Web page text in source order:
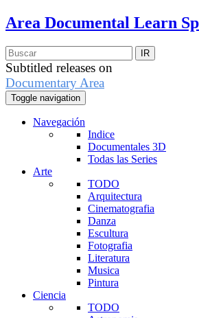
Area Documental Learn
Subtitled releases on
Documentary Area
Toggle navigation
Navegación
Indice
Documentales 3D
Todas las Series
Arte
TODO
Arquitectura
Cinematografia
Danza
Escultura
Fotografia
Literatura
Musica
Pintura
Ciencia
TODO